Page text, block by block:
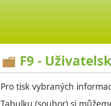
F9 -
Pro tisk vybraných